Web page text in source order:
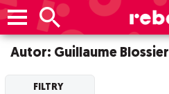
Autor: Guillaume Blossier
FILTRY